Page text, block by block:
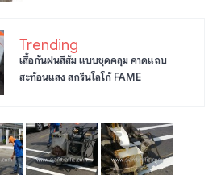
Trending
เสื้อกันฝนสีส้ม แบบชุดคลุม คาดแถบ
สะท้อนแสง สกรีนโลโก้ FAME